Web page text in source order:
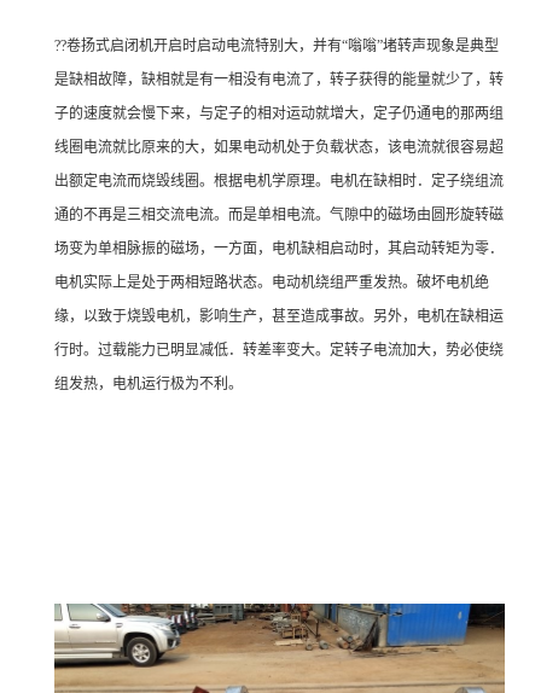
??卷扬式启闭机开启时启动电流特别大，并有“嗡嗡”堵转声现象是典型
是缺相故障，缺相就是有一相没有电流了，转子获得的能量就少了，转
子的速度就会慢下来，与定子的相对运动就增大，定子仍通电的那两组
线圈电流就比原来的大，如果电动机处于负载状态，该电流就很容易超
出额定电流而烧毁线圈。根据电机学原理。电机在缺相时．定子绕组流
通的不再是三相交流电流。而是单相电流。气隙中的磁场由圆形旋转磁
场变为单相脉振的磁场，一方面，电机缺相启动时，其启动转矩为零．
电机实际上是处于两相短路状态。电动机绕组严重发热。破坏电机绝
缘，以致于烧毁电机，影响生产，甚至造成事故。另外，电机在缺相运
行时。过载能力已明显减低．转差率变大。定转子电流加大，势必使绕
组发热，电机运行极为不利。